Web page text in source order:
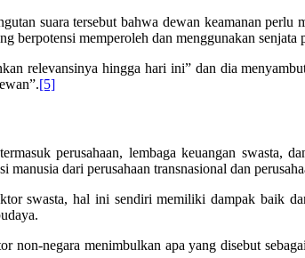
suara tersebut bahwa dewan keamanan perlu
berpotensi memperoleh dan menggunakan senjata
relevansinya hingga hari ini” dan dia
[5]
perusahaan, lembaga keuangan swasta,
dari perusahaan transnasional dan
swasta, hal ini sendiri memiliki dampak baik
negara menimbulkan apa yang disebut